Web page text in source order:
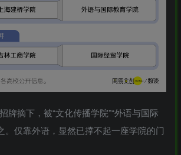
用低
机
容量
浆料
新款
鹿头
YAMAHA雅马
哈W3AWn哑
列顶配旗舰款
欧洲古典风格
高端实木钢琴
￥
￥1.00
指乎
贵州深山老林
农家野生纯天
蜜168
牌摘下，被“文化传播学院”“外语与国际
。仅靠外语，显然已撑不起一座学院的门